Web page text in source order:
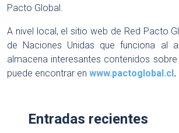
Pacto Global.
A nivel local, el sitio web de Red Pacto
de Naciones Unidas que funciona al
almacena interesantes contenidos
puede encontrar en www.pactoglobal.cl.
Entradas recientes